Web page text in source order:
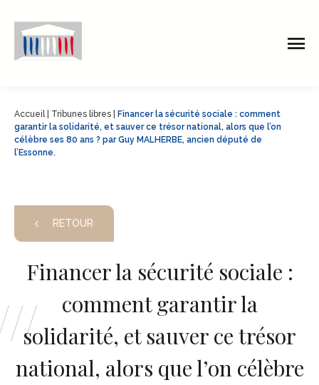
Accueil| Tribunes libres
Financer la sécurité sociale : comment
garantir la solidarité, et sauver ce trésor national, alors que l’on
célèbre ses 80 ans ? par Guy MALHERBE, ancien député de
l’Essonne.
RETOUR
Financer la sécurité sociale :
comment garantir la
solidarité, et sauver ce trésor
national, alors que l’on célèbre